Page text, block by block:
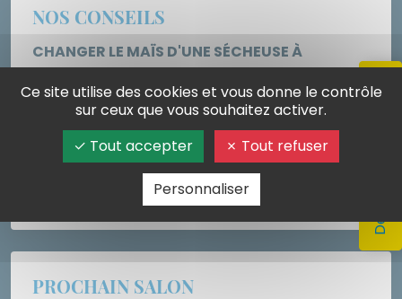
NOS CONSEILS
CHANGER LE MAÏS D'UNE SÉCHEUSE À
COUVERTS
Le plus simple est de mettre la machine en
route - s'il y a un contacteur, le remplacer par
un aimant - et absorber le maïs avec un
aspirateur.
PROCHAIN SALON
Ce site utilise des cookies et vous donne le contrôle
sur ceux que vous souhaitez activer.
Tout accepter
Tout refuser
Personnaliser